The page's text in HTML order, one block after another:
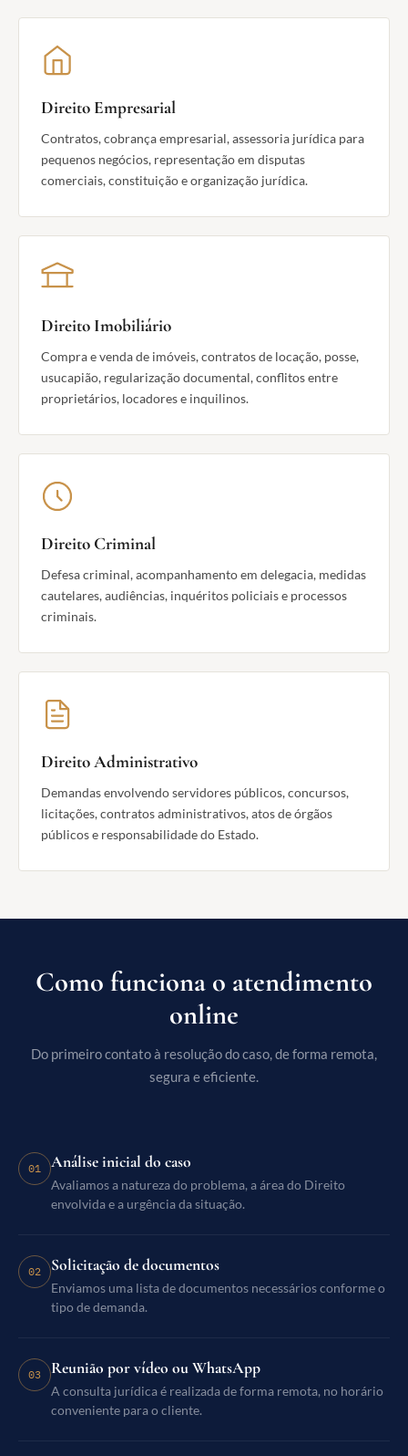
Direito Empresarial
Contratos, cobrança empresarial, assessoria jurídica para
pequenos negócios, representação em disputas
comerciais, constituição e organização jurídica.
Direito Imobiliário
Compra e venda de imóveis, contratos de locação, posse,
usucapião, regularização documental, conflitos entre
proprietários, locadores e inquilinos.
Direito Criminal
Defesa criminal, acompanhamento em delegacia, medidas
cautelares, audiências, inquéritos policiais e processos
criminais.
Direito Administrativo
Demandas envolvendo servidores públicos, concursos,
licitações, contratos administrativos, atos de órgãos
públicos e responsabilidade do Estado.
Como funciona o atendimento
online
Do primeiro contato à resolução do caso, de forma remota,
segura e eficiente.
01 Análise inicial do caso
Avaliamos a natureza do problema, a área do Direito
envolvida e a urgência da situação.
02 Solicitação de documentos
Enviamos uma lista de documentos necessários conforme o
tipo de demanda.
03 Reunião por vídeo ou WhatsApp
A consulta jurídica é realizada de forma remota, no horário
conveniente para o cliente.